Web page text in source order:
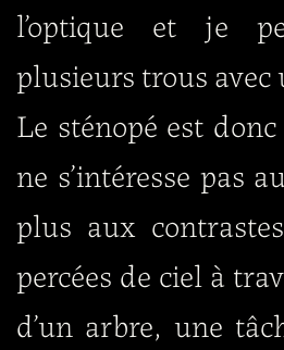
l’optique et je
plusieurs trous avec
Le sténopé est
ne s’intéresse pas
plus aux
percées de ciel à
d’un arbre, une